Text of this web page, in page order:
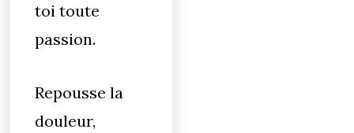
toi toute
passion.
Repousse la
douleur,